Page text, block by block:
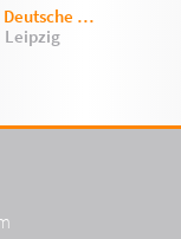
Deutsche …
Leipzig